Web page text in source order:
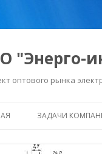
"Энерго-
оптового рынка
ЗАДАЧИ